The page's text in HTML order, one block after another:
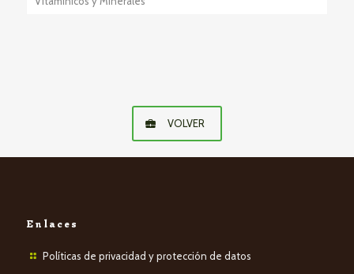
VOLVER
Enlaces
Políticas de privacidad y protección de datos